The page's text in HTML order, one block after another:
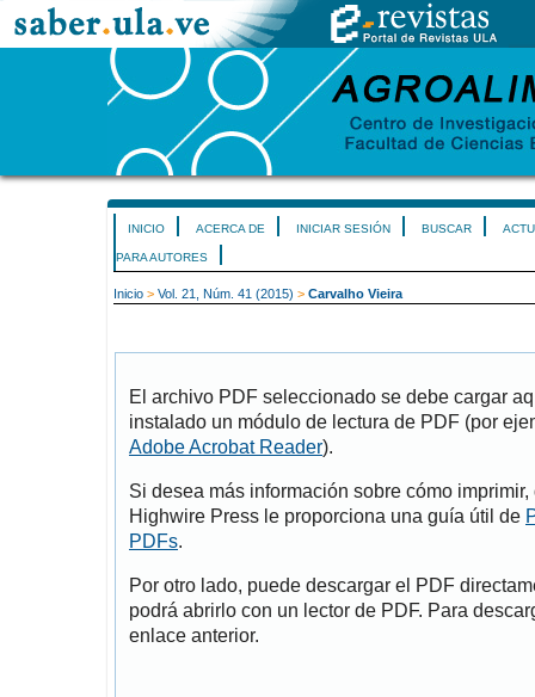
INICIO ACERCA DE INICIAR SESIÓN BUSCAR
PARA AUTORES
Inicio > Vol. 21, Núm. 41 (2015) > Carvalho Vieira
El archivo PDF seleccionado se debe cargar
instalado un módulo de lectura de PDF (por
Adobe Acrobat Reader).
Si desea más información sobre cómo
Highwire Press le proporciona una guía útil de
PDFs.
Por otro lado, puede descargar el PDF
podrá abrirlo con un lector de PDF. Para
enlace anterior.